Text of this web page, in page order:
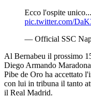
Ecco l'ospite unico...
pic.twitter.com/
— Official SSC
Al Bernabeu il prossimo
Diego Armando
Pibe de Oro ha accettato
con lui in tribuna il tanto
il Real Madrid.